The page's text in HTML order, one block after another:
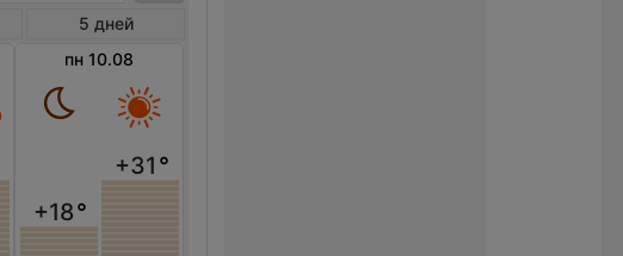
5 дней
пн 10.08
+18°
+31 °